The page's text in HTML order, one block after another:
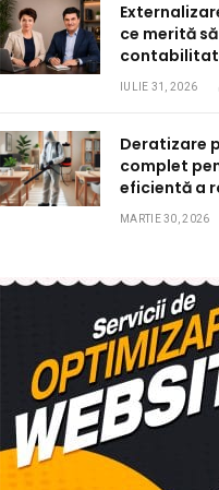
ce merită
IULIE 31, 2026
Deratizare
complet
eficientă a
MARTIE 30, 2026